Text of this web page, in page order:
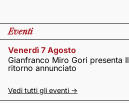
Eventi
Venerdì 7 Agosto
Gianfranco Miro Gori presenta Il
ritorno annunciato
Vedi tutti gli eventi ->